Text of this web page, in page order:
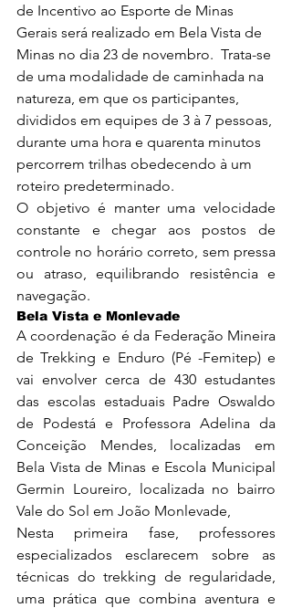
de Incentivo ao Esporte de Minas
Gerais será realizado em Bela Vista de
Minas no dia 23 de novembro.  Trata-se
de uma modalidade de caminhada na
natureza, em que os participantes,
divididos em equipes de 3 à 7 pessoas,
durante uma hora e quarenta minutos
percorrem trilhas obedecendo à um
roteiro predeterminado.
O objetivo é manter uma velocidade
constante e chegar aos postos de
controle no horário correto, sem pressa
ou atraso, equilibrando resistência e
navegação.
Bela Vista e Monlevade
A coordenação é da Federação Mineira
de Trekking e Enduro (Pé -Femitep) e
vai envolver cerca de 430 estudantes
das escolas estaduais Padre Oswaldo
de Podestá e Professora Adelina da
Conceição Mendes, localizadas em
Bela Vista de Minas e Escola Municipal
Germin Loureiro, localizada no bairro
Vale do Sol em João Monlevade,
Nesta primeira fase, professores
especializados esclarecem sobre as
técnicas do trekking de regularidade,
uma prática que combina aventura e